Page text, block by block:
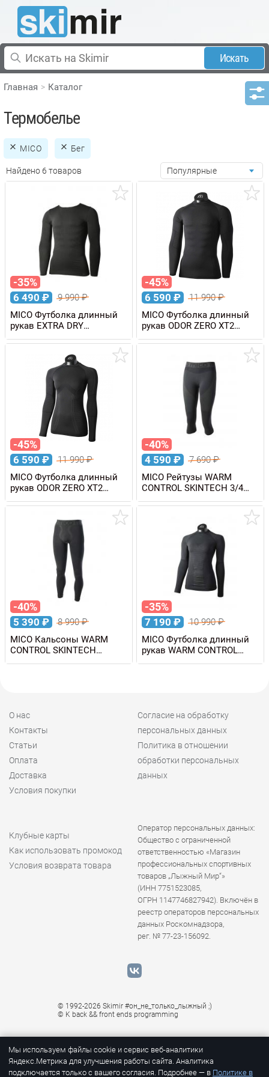
Искать
Главная Каталог
Термобелье
MICO Бег
Найдено 6 товаров Популярные
-35%
6 490 ₽ 9 990₽
MICO Футболка длинный
рукав EXTRA DRY
SKINTECH мужская
-45%
6 590 ₽ 11 990₽
MICO Футболка длинный
рукав ODOR ZERO XT2
SKINTECH мужская
-45%
6 590 ₽ 11 990₽
MICO Футболка длинный
рукав ODOR ZERO XT2
SKINTECH женская
-40%
4 590 ₽ 7 690₽
MICO Рейтузы WARM
CONTROL SKINTECH 3/4
женские
-40%
5 390 ₽ 8 990₽
MICO Кальсоны WARM
CONTROL SKINTECH
мужские
-35%
7 190 ₽ 10 990₽
MICO Футболка длинный
рукав WARM CONTROL
SKINTECH женская
О нас
Контакты
Статьи
Оплата
Доставка
Условия покупки
Согласие на обработку
персональных данных
Политика в отношении
обработки персональных
данных
Клубные карты
Как использовать промокод
Условия возврата товара
Оператор персональных данных:
Общество с ограниченной
ответственностью «Магазин
профессиональных спортивных
товаров „Лыжный Мир“»
(ИНН 7751523085,
ОГРН 1147746827942). Включён в
реестр операторов персональных
данных Роскомнадзора,
рег. № 77-23-156092.
© 1992-2026 Skimir #он_не_только_лыжный ;)
© K back && front ends programming
Мы используем файлы cookie и сервис веб-аналитики
Яндекс.Метрика для улучшения работы сайта. Аналитика
подключается только с вашего согласия. Подробнее — в Политике в